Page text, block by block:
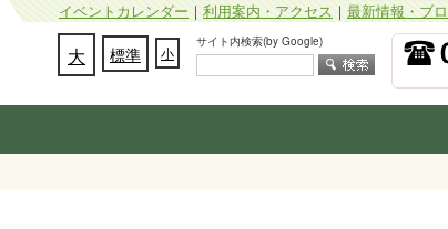
イベントカレンダー｜利用案内・アクセス｜最新情報・ブ
サイト内検索(by Google)
大 標準 小